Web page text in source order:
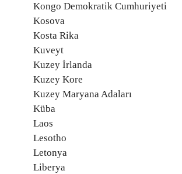
Kongo Demokratik Cumhuriyeti
Kosova
Kosta Rika
Kuveyt
Kuzey İrlanda
Kuzey Kore
Kuzey Maryana Adaları
Küba
Laos
Lesotho
Letonya
Liberya